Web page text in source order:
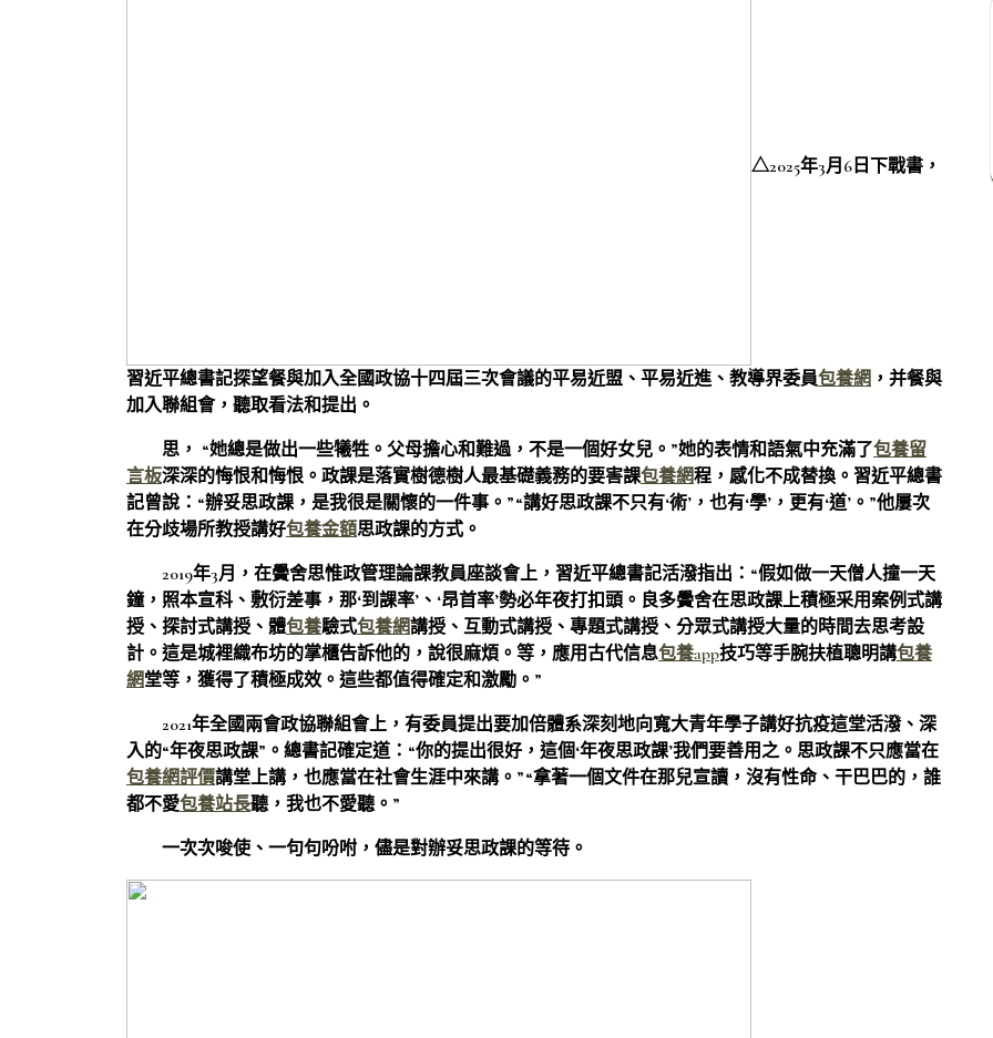
△2025年3月6日下戰書，
習近平總書記探望餐與加入全國政協十四屆三次會議的平易近盟、平易近進、教導界委員包養網 ，并餐與
加入聯組會，聽取看法和提出。
思， “她總是做出一些犧牲。父母擔心和難過，不是一個好女兒。”她的表情和語氣中充滿了包養留
言板深深的悔恨和悔恨。政課是落實樹德樹人最基礎義務的要害課包養網程，感化不成替換。習近平總書
記曾說：“辦妥思政課，是我很是關懷的一件事。”“講好思政課不只有‘術’，也有‘學’，更有‘道’。”他屢次
在分歧場所教授講好包養金額思政課的方式。
2019年3月，在黌舍思惟政管理論課教員座談會上，習近平總書記活潑指出：“假如做一天僧人撞一天
鐘，照本宣科、敷衍差事，那‘到課率’、‘昂首率’勢必年夜打扣頭。良多黌舍在思政課上積極采用案例式講
授、探討式講授、體包養驗式包養網講授、互動式講授、專題式講授、分眾式講授大量的時間去思考設
計。這是城裡織布坊的掌櫃告訴他的，說很麻煩。等，應用古代信息包養app技巧等手腕扶植聰明講包養
網堂等，獲得了積極成效。這些都值得確定和激勵。”
2021年全國兩會政協聯組會上，有委員提出要加倍體系深刻地向寬大青年學子講好抗疫這堂活潑、深
入的“年夜思政課”。總書記確定道：“你的提出很好，這個‘年夜思政課’我們要善用之。思政課不只應當在
包養網評價講堂上講，也應當在社會生涯中來講。”“拿著一個文件在那兒宣讀，沒有性命、干巴巴的，誰
都不愛包養站長聽，我也不愛聽。”
一次次唆使、一句句吩咐，儘是對辦妥思政課的等待。